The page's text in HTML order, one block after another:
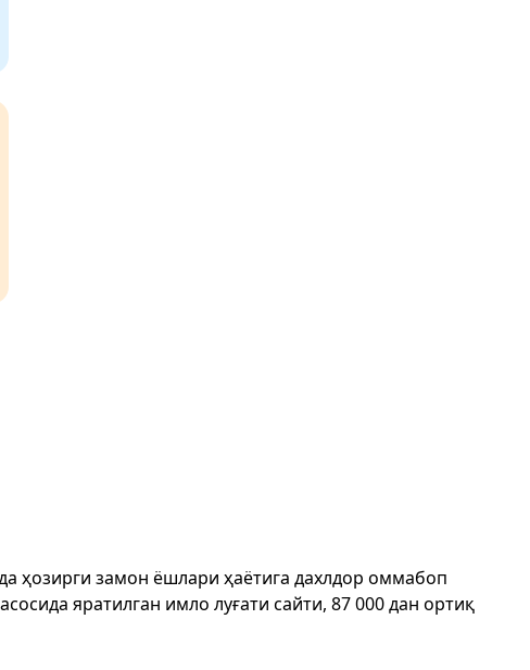
ҳозирги замон ёшлари ҳаётига дахлдор оммабоп
яратилган имло луғати сайти, 87 000 дан ортиқ